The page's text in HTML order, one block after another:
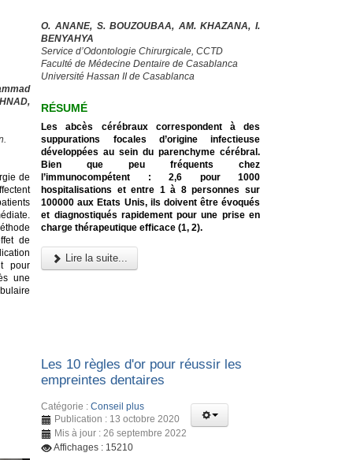
de
de
pour
une
O. ANANE, S. BOUZOUBAA, AM. KHAZANA, I.
BENYAHYA
Service d’Odontologie Chirurgicale, CCTD
Faculté de Médecine Dentaire de Casablanca
Université Hassan II de Casablanca
RÉSUMÉ
Les abcès cérébraux correspondent à des
suppurations focales d’origine infectieuse
développées au sein du parenchyme cérébral.
Bien que peu fréquents chez
l’immunocompétent : 2,6 pour 1000
hospitalisations et entre 1 à 8 personnes sur
100000 aux Etats Unis, ils doivent être évoqués
et diagnostiqués rapidement pour une prise en
charge thérapeutique efficace (1, 2).
Lire la suite...
Les 10 règles d'or pour réussir les
empreintes dentaires
Catégorie :Conseil plus
Publication : 13 octobre 2020
Mis à jour : 26 septembre 2022
Affichages : 15210